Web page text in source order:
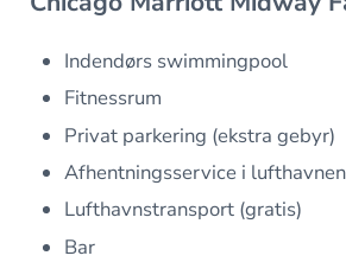
Indendørs swimmingpool
Fitnessrum
Privat parkering (ekstra gebyr)
Afhentningsservice i
Lufthavnstransport (gratis)
Bar